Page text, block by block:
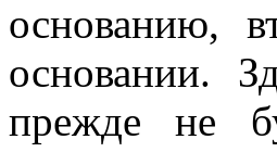
основанию,
основании.
прежде не